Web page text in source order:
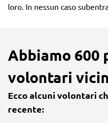
loro. In nessun caso
Abbiamo
volontari
Ecco alcuni volontari
recente: